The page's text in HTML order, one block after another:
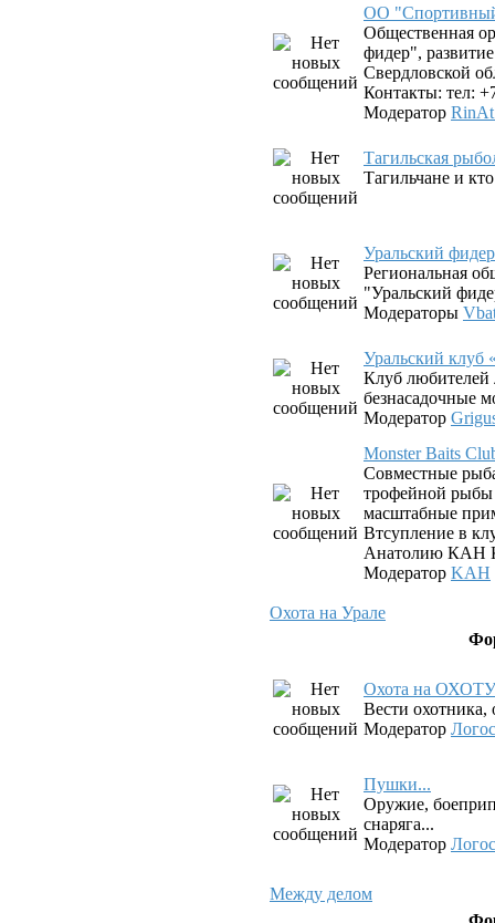
ОО
Общественная
фидер",
Свердловской
Контакты: тел:
Модератор
Тагильская
Тагильчане и
Уральский
Региональная
"Уральский
Модераторы
Уральский клуб
Клуб
безнасадочные
Модератор
Monster Baits
Совместные
трофейной рыбы
масштабные
Втсупление в
Анатолию КАН
Модератор KAH
Охота на Урале
Охота на ОХОТУ
Вести охотника,
Модератор Логос
Пушки...
Оружие,
снаряга...
Модератор Логос
Между делом